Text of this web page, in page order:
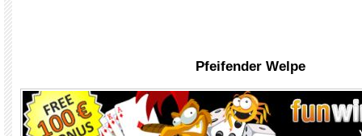
Pfeifender Welpe